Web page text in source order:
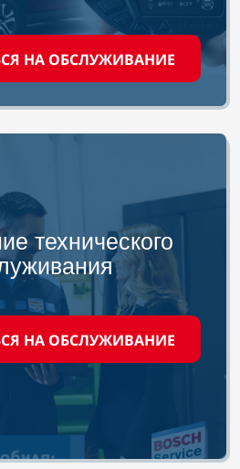
НА ОБСЛУЖИВАНИЕ
технического
НА ОБСЛУЖИВАНИЕ